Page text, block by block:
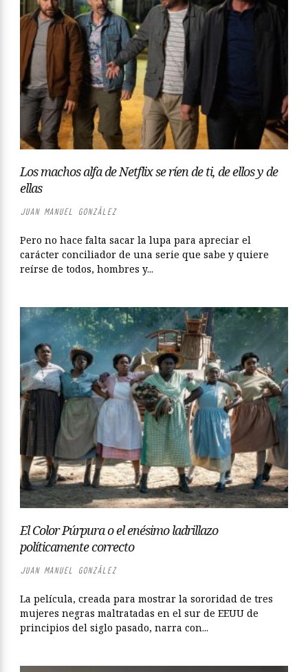
Los machos alfa de Netflix se ríen de ti, de ellos y de
ellas
JUAN MANUEL GONZÁLEZ
Pero no hace falta sacar la lupa para apreciar el
carácter conciliador de una serie que sabe y quiere
reírse de todos, hombres y...
El Color Púrpura o el enésimo ladrillazo
políticamente correcto
JUAN MANUEL GONZÁLEZ
La película, creada para mostrar la sororidad de tres
mujeres negras maltratadas en el sur de EEUU de
principios del siglo pasado, narra con...